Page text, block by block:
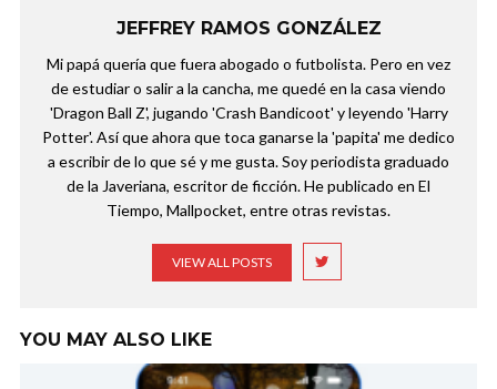
JEFFREY RAMOS GONZÁLEZ
Mi papá quería que fuera abogado o futbolista. Pero en vez
de estudiar o salir a la cancha, me quedé en la casa viendo
'Dragon Ball Z', jugando 'Crash Bandicoot' y leyendo 'Harry
Potter'. Así que ahora que toca ganarse la 'papita' me dedico
a escribir de lo que sé y me gusta. Soy periodista graduado
de la Javeriana, escritor de ficción. He publicado en El
Tiempo, Mallpocket, entre otras revistas.
VIEW ALL POSTS
YOU MAY ALSO LIKE